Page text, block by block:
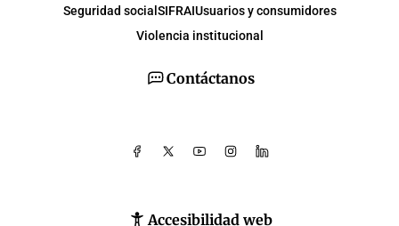
Contáctanos
Accesibilidad web
Seguridad social SIFRAIUsuarios y consumidores
Violencia institucional